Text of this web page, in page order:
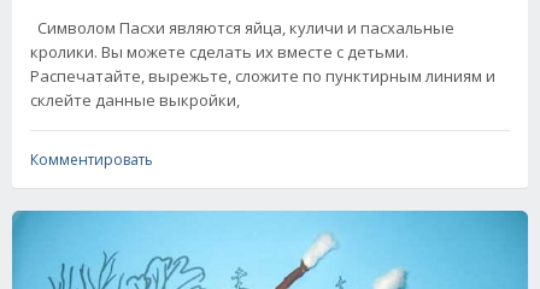
Символом Пасхи являются яйца, куличи и пасхальные
кролики. Вы можете сделать их вместе с детьми.
Распечатайте, вырежьте, сложите по пунктирным линиям и
склейте данные выкройки,
Комментировать